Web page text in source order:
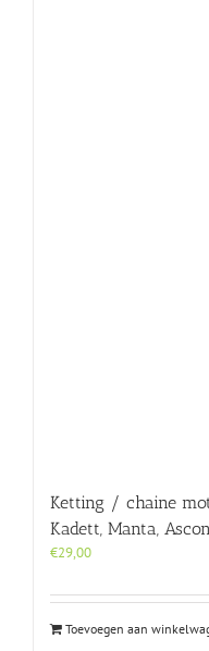
Ketting / chaine
Kadett, Manta,
€29,00
Toevoegen aan